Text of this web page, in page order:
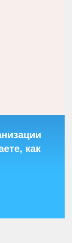
как